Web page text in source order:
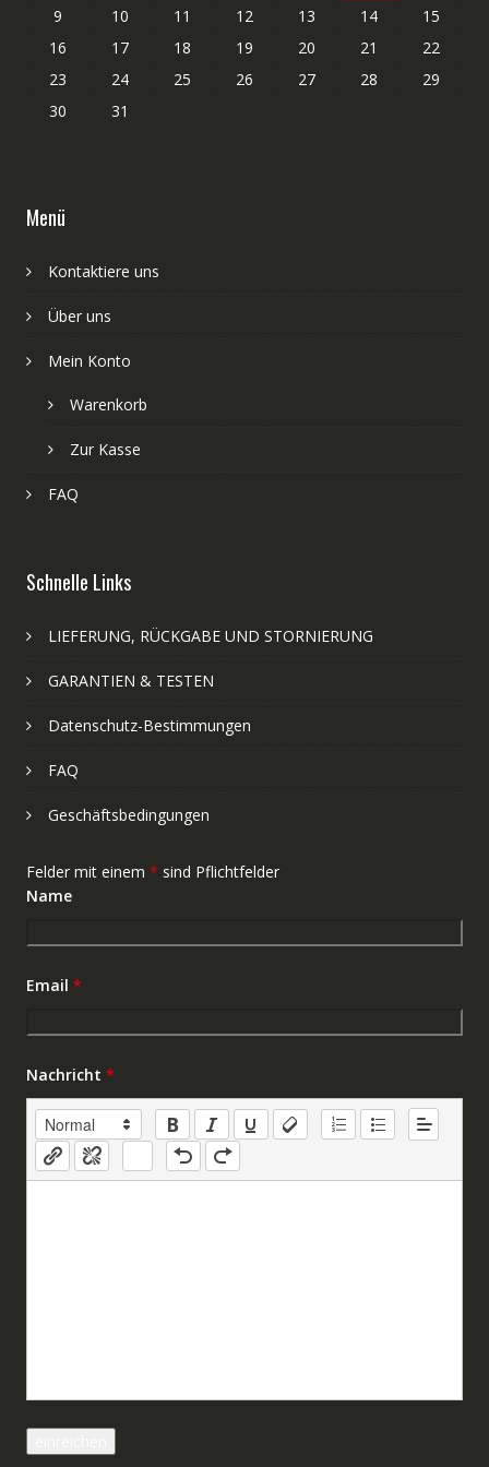
9
10 11 12 13 14
15
16
17 18 19 20 21
22
23
24 25 26 27 28
29
30
31
Menü
Kontaktiere uns
Über uns
Mein Konto
Warenkorb
Zur Kasse
FAQ
Schnelle Links
LIEFERUNG, RÜCKGABE UND STORNIERUNG
GARANTIEN & TESTEN
Datenschutz-Bestimmungen
FAQ
Geschäftsbedingungen
Felder mit einem * sind Pflichtfelder
Name
Email *
Nachricht *